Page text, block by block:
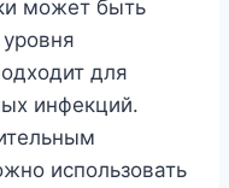
может быть
для
инфекций.
использовать